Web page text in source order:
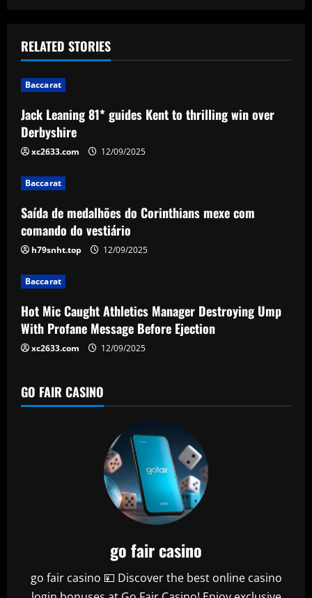
t
n
a
v
i
g
a
t
i
o
n
RELATED STORIES
Baccarat
Jack Leaning 81* guides Kent to thrilling win over
Derbyshire
xc2633.com 12/09/2025
Baccarat
Saída de medalhões do Corinthians mexe com
comando do vestiário
h79snht.top 12/09/2025
Baccarat
Hot Mic Caught Athletics Manager Destroying Ump
With Profane Message Before Ejection
xc2633.com 12/09/2025
GO FAIR CASINO
go fair casino
go fair casino 💴 Discover the best online casino